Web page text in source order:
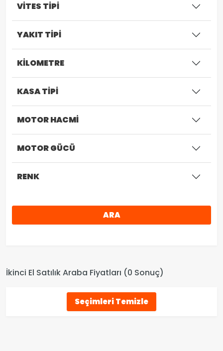
VİTES TİPİ
YAKIT TİPİ
KİLOMETRE
KASA TİPİ
MOTOR HACMİ
MOTOR GÜCÜ
RENK
ARA
İkinci El Satılık Araba Fiyatları (0 Sonuç)
Seçimleri Temizle